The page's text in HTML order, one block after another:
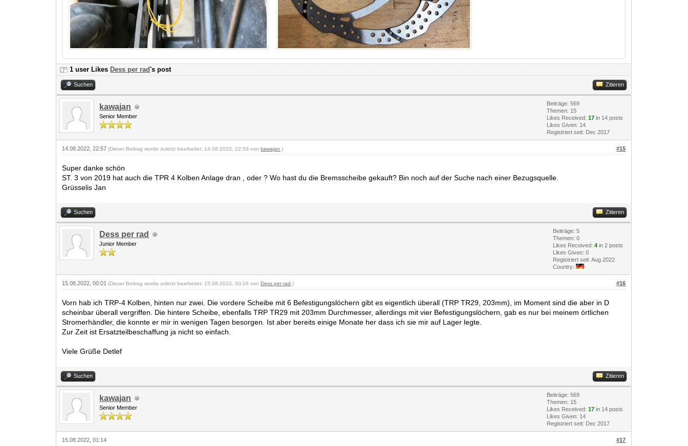
1 user Likes Dess per rad's post
Suchen Zitieren
kawajan
Senior Member
Beiträge: 569
Themen: 15
Likes Received:17 in 14 posts
Likes Given: 14
Registriert seit: Dec 2017
#15
14.08.2022, 22:57(Dieser Beitrag wurde zuletzt bearbeitet: 14.08.2022, 22:59 vonkawajan .)
Super danke schön
ST. 3 von 2019 hat auch die TPR 4 Kolben Anlage dran , oder ? Wo hast du die Bremsscheibe gekauft? Bin noch auf der Suche nach einer Bezugsquelle.
Grüsselis Jan
Suchen Zitieren
Dess per rad
Junior Member
Beiträge: 5
Themen: 0
Likes Received:4 in 2 posts
Likes Given: 0
Registriert seit: Aug 2022
Country:
#16
15.08.2022, 00:01(Dieser Beitrag wurde zuletzt bearbeitet: 15.08.2022, 00:16 vonDess per rad .)
Vorn hab ich TRP-4 Kolben, hinten nur zwei. Die vordere Scheibe mit 6 Befestigungslöchern gibt es eigentlich überall (TRP TR29, 203mm), im Moment sind die aber in D
scheinbar überall vergriffen. Die hintere Scheibe, ebenfalls TRP TR29 mit 203mm Durchmesser, allerdings mit vier Befestigungslöchern, gab es nur bei meinem örtlichen
Stromerhändler, die konnte er mir in wenigen Tagen besorgen. Ist aber bereits einige Monate her dass ich sie mir auf Lager legte.
Zur Zeit ist Ersatzteilbeschaffung ja nicht so einfach.
Viele Grüße Detlef
Suchen Zitieren
kawajan
Senior Member
Beiträge: 569
Themen: 15
Likes Received:17 in 14 posts
Likes Given: 14
Registriert seit: Dec 2017
#17
15.08.2022, 01:14